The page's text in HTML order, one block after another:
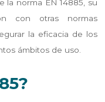
la norma EN 14885, su
con otras normas
la eficacia de los
ámbitos de uso.